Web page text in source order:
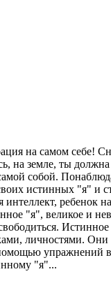
на самом себе!
на земле, ты
собой.
истинных "я" и
ребенок
"я", великое и
личностями.
упражнений
"я"...